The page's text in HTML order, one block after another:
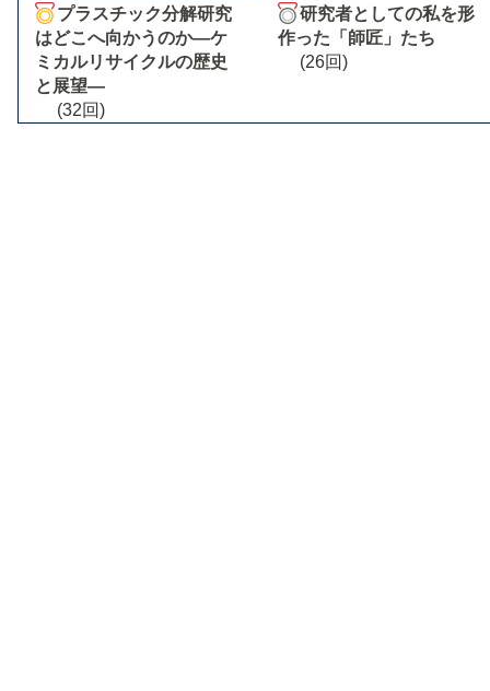
プラスチック分解研究
はどこへ向かうのか―ケ
ミカルリサイクルの歴史
と展望―
(32回)
研究者としての私を形
作った「師匠」たち
(26回)